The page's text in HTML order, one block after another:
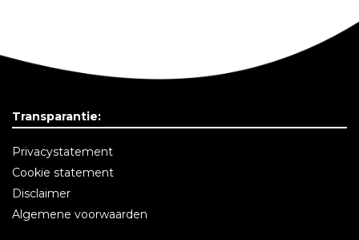
Transparantie:
Privacystatement
Cookie statement
Disclaimer
Algemene voorwaarden